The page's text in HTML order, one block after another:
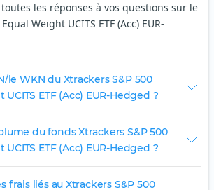
les réponses à vos questions sur le
Weight UCITS ETF (Acc) EUR-
le WKN du Xtrackers S&P 500
ETF (Acc) EUR-Hedged ?
du fonds Xtrackers S&P 500
ETF (Acc) EUR-Hedged ?
frais liés au Xtrackers S&P 500